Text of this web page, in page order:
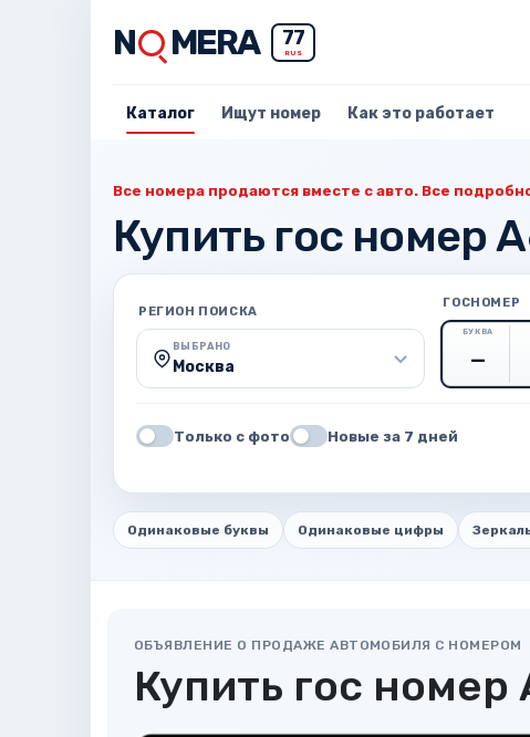
N MERA 77
RUS
Каталог Ищут номер Как это работает
Все номера продаются вместе с авто. Все
Купить гос номер
РЕГИОН ПОИСКА
ВЫБРАНО
Москва
ГОСНОМЕР
БУКВА
Только с фото Новые за 7 дней
Одинаковые буквы Одинаковые цифры
ОБЪЯВЛЕНИЕ О ПРОДАЖЕ АВТОМОБИЛЯ С НОМЕРОМ
Купить гос